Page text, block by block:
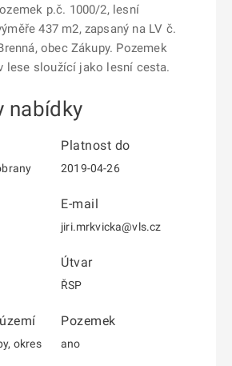
p.č. 1000/2, lesní
437 m2, zapsaný na LV č.
obec Zákupy. Pozemek
lese sloužící jako lesní cesta.
nabídky
Platnost do
2019-04-26
E-mail
jiri.mrkvicka@vls.cz
Útvar
ŘSP
okres
Pozemek
ano